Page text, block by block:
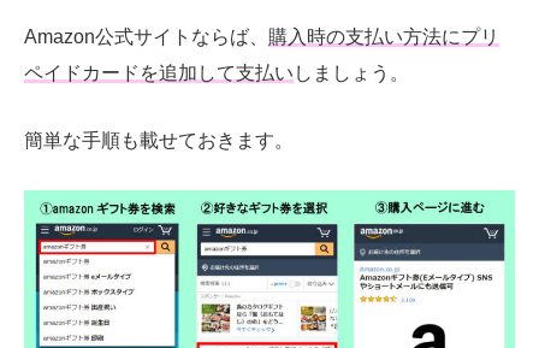
Amazon公式サイトならば、 購入時の支払い方法にプリ
ペイドカードを追加して支払い しましょう。
簡単な手順も載せておきます。